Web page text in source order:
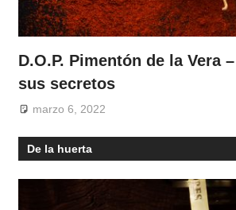
D.O.P. Pimentón de la Vera
sus secretos
marzo 6, 2022
De la huerta